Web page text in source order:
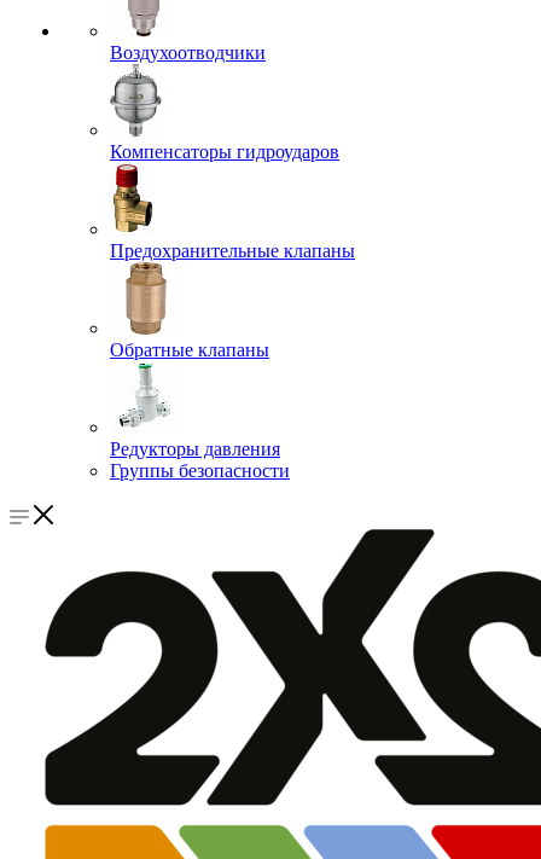
Воздухоотводчики
Компенсаторы гидроударов
Предохранительные клапаны
Обратные клапаны
Редукторы давления
Группы безопасности